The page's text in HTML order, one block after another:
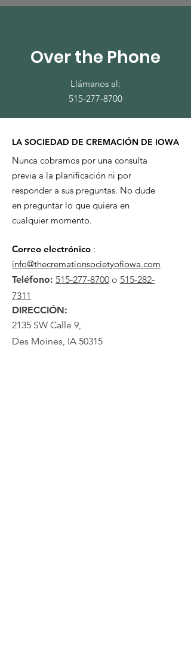
Over the Phone
Llámanos al:
515-277-8700
LA SOCIEDAD DE CREMACIÓN DE IOWA
Nunca cobramos por una consulta
previa a la planificación ni por
responder a sus preguntas. No dude
en preguntar lo que quiera en
cualquier momento.
Correo electrónico :
info@thecremationsocietyofiowa.com
Teléfono: 515-277-8700 o 515-282-
7311
DIRECCIÓN:
2135 SW Calle 9,
Des Moines, IA 50315